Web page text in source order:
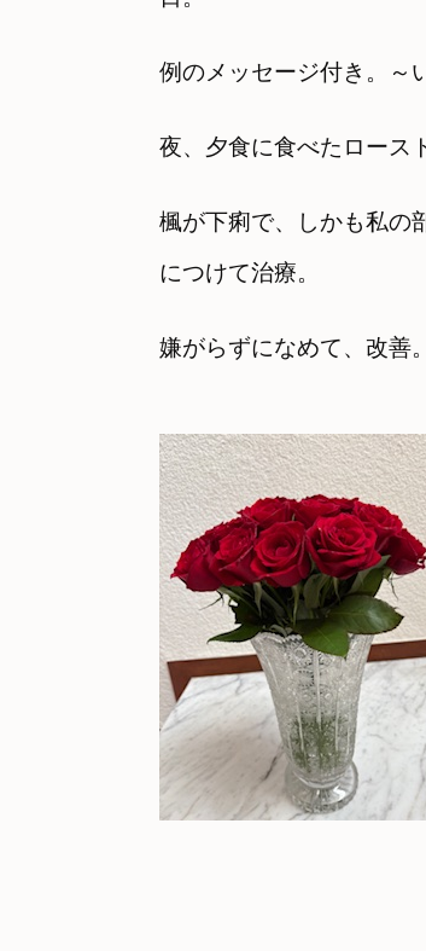
例のメッセージ付き。～
夜、夕食に食べたロース
楓が下痢で、しかも私の
につけて治療。
嫌がらずになめて、改善。